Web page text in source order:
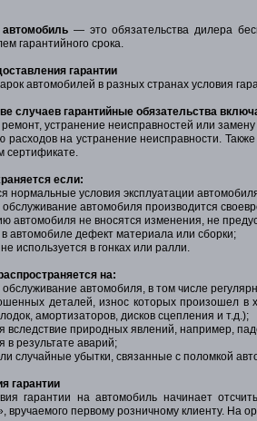
— это обязательства дилера
гарантийного срока.
гарантии
автомобилей в разных странах условия
случаев гарантийные обязательства
устранение неисправностей или
расходов на устранение неисправности.
сертификате.
если:
нормальные условия эксплуатации
обслуживание автомобиля производится
автомобиля не вносятся изменения, не
автомобиле дефект материала или сборки;
используется в гонках или ралли.
на:
обслуживание автомобиля, в том числе
деталей, износ которых произошел в
амортизаторов, дисков сцепления и т.д.);
вследствие природных явлений, например,
в результате аварий;
случайные убытки, связанные с поломкой
гарантии
гарантии на автомобиль начинает
вручаемого первому розничному клиенту. На